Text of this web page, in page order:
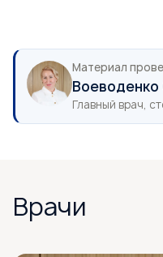
Материал
Воеводенко
Главный врач,
Врачи